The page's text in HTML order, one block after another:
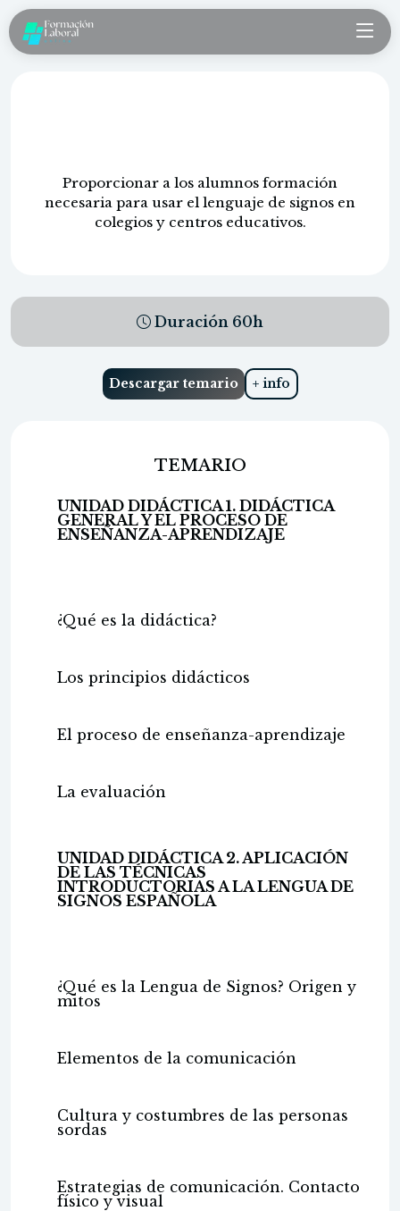
Proporcionar a los alumnos formación
necesaria para usar el lenguaje de signos en
colegios y centros educativos.
Duración 60h
Descargar temario + info
TEMARIO
UNIDAD DIDÁCTICA 1. DIDÁCTICA
GENERAL Y EL PROCESO DE
ENSEÑANZA-APRENDIZAJE
¿Qué es la didáctica?
Los principios didácticos
El proceso de enseñanza-aprendizaje
La evaluación
UNIDAD DIDÁCTICA 2. APLICACIÓN
DE LAS TÉCNICAS
INTRODUCTORIAS A LA LENGUA DE
SIGNOS ESPAÑOLA
¿Qué es la Lengua de Signos? Origen y
mitos
Elementos de la comunicación
Cultura y costumbres de las personas
sordas
Estrategias de comunicación. Contacto
físico y visual